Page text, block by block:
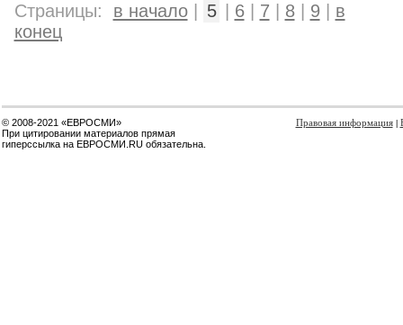
Страницы: в начало| 5 6| 7 8| 9
в
конец
© 2008-2021 «ЕВРОСМИ»
При цитировании материалов прямая
гиперссылка на ЕВРОСМИ.RU обязательна.
Правовая информация|